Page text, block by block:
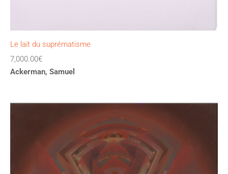
Le lait du suprématisme
7,000.00€
Ackerman, Samuel